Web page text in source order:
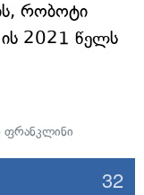
რობოტი
ის 2021 წელს
32